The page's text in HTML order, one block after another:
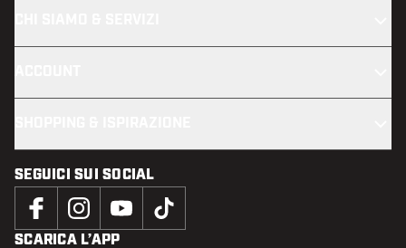
SEGUICI SUI SOCIAL
SCARICA L’APP